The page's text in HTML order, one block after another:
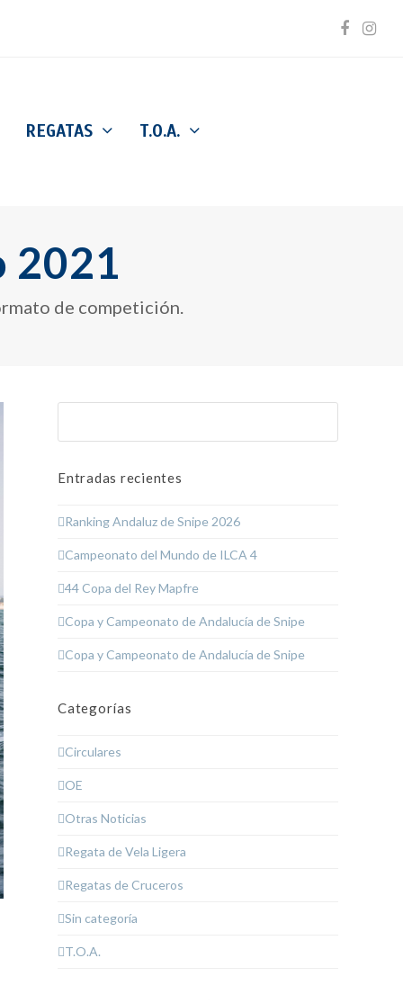
REGATAS T.O.A.
2021
de competición.
Entradas recientes
Ranking Andaluz de Snipe 2026
Campeonato del Mundo de ILCA 4
44 Copa del Rey Mapfre
Copa y Campeonato de Andalucía de Snipe
Copa y Campeonato de Andalucía de Snipe
Categorías
Circulares
OE
Otras Noticias
Regata de Vela Ligera
Regatas de Cruceros
Sin categoría
T.O.A.